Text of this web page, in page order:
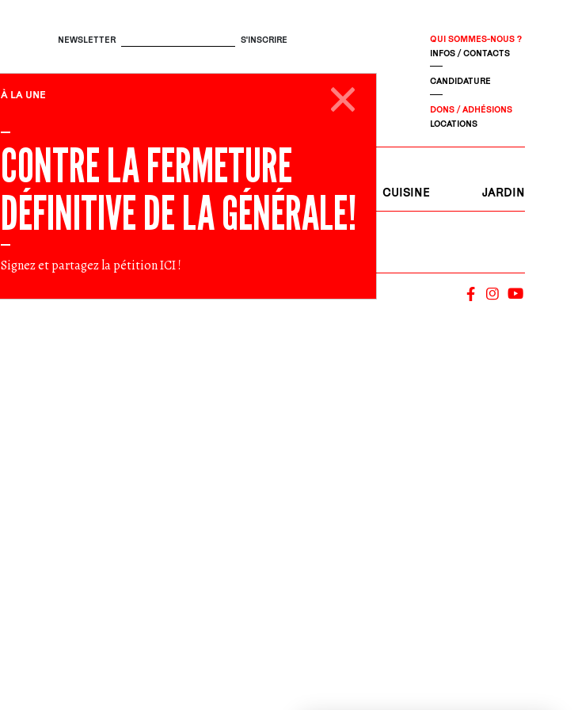
NEWSLETTER
QUI SOMMES-NOUS ?
INFOS / CONTACTS
CANDIDATURE
DONS / ADHÉSIONS
LOCATIONS
EN LUTTE RENDEZ-VOUS JOURNAL CUISINE JARDIN
À LA UNE
CONTRE LA FERMETURE
DÉFINITIVE DE LA GÉNÉRALE!
Signez et partagez la pétitionICI!